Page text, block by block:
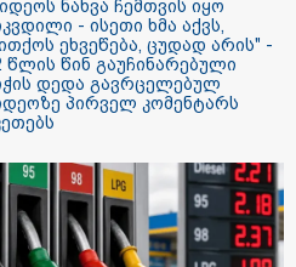
თვე
18:21 / 07-08-2026
"ვიდეოს
სიკვდილი -
თითქოს
12 წლის წინ
ბიჭის დედა
ვიდეოზე
აკეთებს
ნახვა ჩემთვის იყო
- ისეთი ხმა აქვს,
ეხვეწება, ცუდად არის" -
წლის წინ გაუჩინარებული
დედა გავრცელებულ
პირველ კომენტარს